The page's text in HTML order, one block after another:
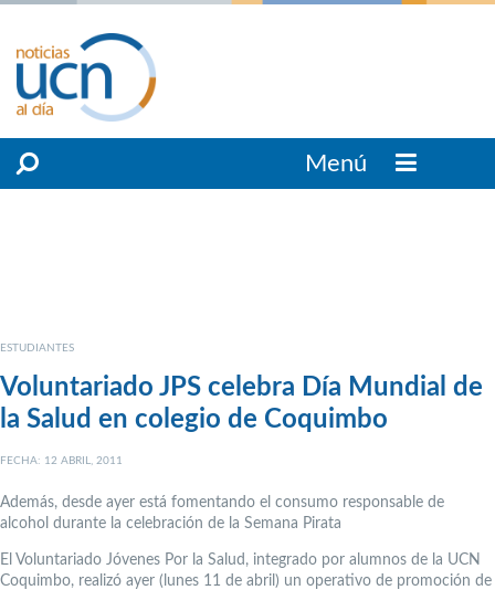
Menú
ESTUDIANTES
Voluntariado JPS celebra Día Mundial de
la Salud en colegio de Coquimbo
FECHA: 12 ABRIL, 2011
Además, desde ayer está fomentando el consumo responsable de
alcohol durante la celebración de la Semana Pirata
El Voluntariado Jóvenes Por la Salud, integrado por alumnos de la UCN
Coquimbo, realizó ayer (lunes 11 de abril) un operativo de promoción de